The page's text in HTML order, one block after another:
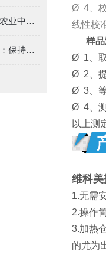
库伦法卡尔费休水分测定仪在农业中的应用
熔融指数分析仪的校准与维护：保持精确测量的关键
Ø 4、校
线性校
样品
Ø 1、
Ø 2、提
Ø 3、等
Ø 4、
以上测
维科
1.无需
2.操作
3.加热
的尤为